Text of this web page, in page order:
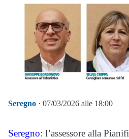
Seregno · 07/03/2026 alle 18:00
Seregno: l’assessore alla